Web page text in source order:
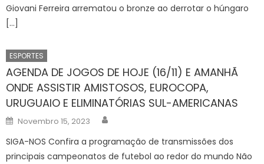
Giovani Ferreira arrematou o bronze ao derrotar o húngaro
[…]
ESPORTES
AGENDA DE JOGOS DE HOJE (16/11) E AMANHÃ
ONDE ASSISTIR AMISTOSOS, EUROCOPA,
URUGUAIO E ELIMINATÓRIAS SUL-AMERICANAS
Posted
on
Novembro 15, 2023
SIGA-NOS Confira a programação de transmissões dos
principais campeonatos de futebol ao redor do mundo Não